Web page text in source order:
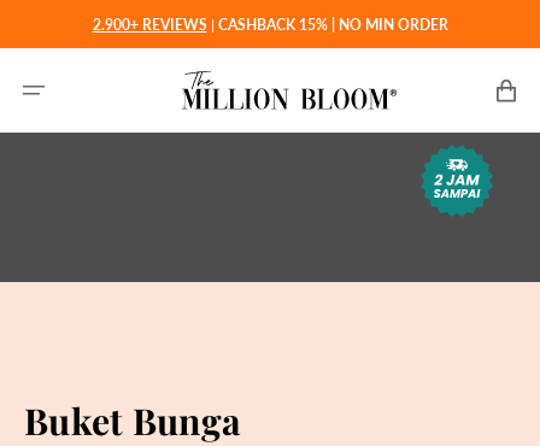
konten
2.900+ REVIEWS | CASHBACK 15% | NO MIN ORDER
Buket Bunga